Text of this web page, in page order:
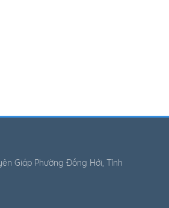
Giáp Phường Đồng Hới, Tỉnh